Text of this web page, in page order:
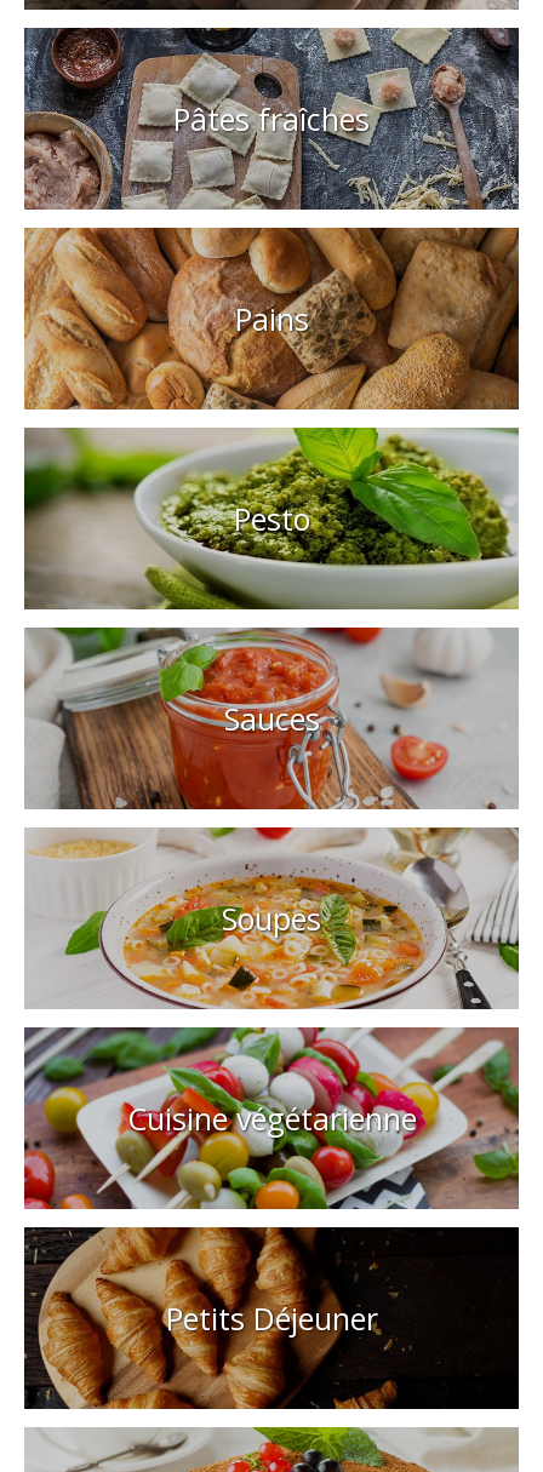
Pâtes fraîches
Pains
Pesto
Sauces
Soupes
Cuisine végétarienne
Petits Déjeuner